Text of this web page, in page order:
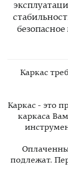
Каркас
Каркас - это
каркаса
подлежат.